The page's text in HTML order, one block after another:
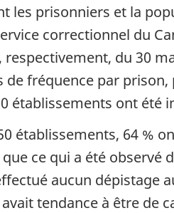
les prisonniers et la
correctionnel du
du 30
de fréquence par
établissements ont été
établissements, 64 %
ce qui a été observé
aucun dépistage
tendance à être de